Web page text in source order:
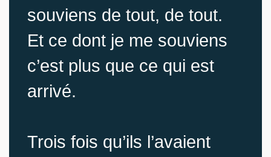
souviens de tout, de tout.
Et ce dont je me souviens
c’est plus que ce qui est
arrivé.
Trois fois qu’ils l’avaient